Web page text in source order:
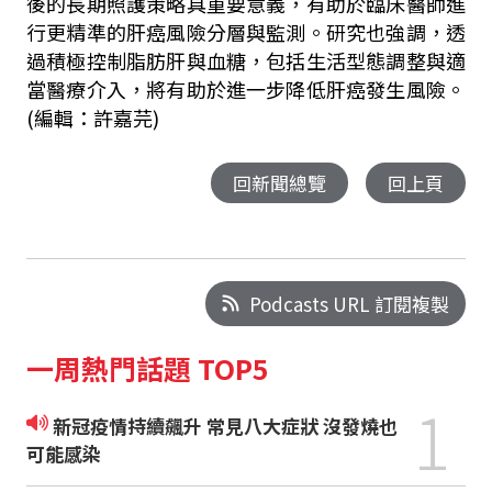
行更精準的肝癌風險分層與監測。研究也強調，透
過積極控制脂肪肝與血糖，包括生活型態調整與適
當醫療介入，將有助於進一步降低肝癌發生風險。
(編輯：許嘉芫)
回新聞總覽 回上頁
Podcasts URL 訂閱複製
一周熱門話題 TOP5
新冠疫情持續飆升 常見八大症狀 沒發燒也
可能感染
1